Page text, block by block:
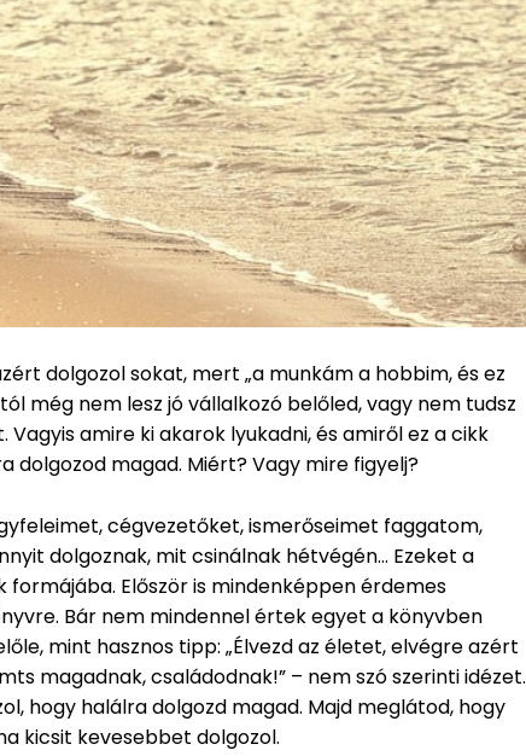
dolgozol sokat, mert „a munkám a hobbim, és ez
még nem lesz jó vállalkozó belőled, vagy nem tudsz
amire ki akarok lyukadni, és amiről ez a cikk
dolgozod magad. Miért? Vagy mire figyelj?
cégvezetőket, ismerőseimet faggatom,
dolgoznak, mit csinálnak hétvégén… Ezeket a
Először is mindenképpen érdemes
Bár nem mindennel értek egyet a könyvben
mint hasznos tipp: „Élvezd az életet, elvégre azért
magadnak, családodnak!” – nem szó szerinti idézet.
hogy halálra dolgozd magad. Majd meglátod, hogy
kicsit kevesebbet dolgozol.